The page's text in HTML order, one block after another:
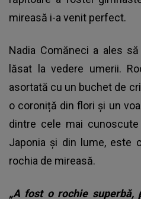
mireasă i-a venit perfect.
Nadia Comăneci a ales
lăsat la vedere umerii.
asortată cu un buchet de
o coroniță din flori și un
dintre cele mai
Japonia şi din lume, este
rochia de mireasă.
„A fost o rochie superbă,